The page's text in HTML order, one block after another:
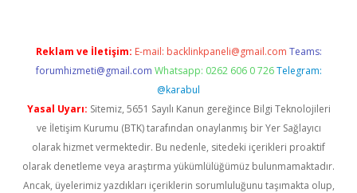
Reklam ve İletişim: E-mail: backlinkpaneli@gmail.com Teams:
forumhizmeti@gmail.com Whatsapp: 0262 606 0 726 Telegram:
@karabul
Yasal Uyarı: Sitemiz, 5651 Sayılı Kanun gereğince Bilgi Teknolojileri
ve İletişim Kurumu (BTK) tarafından onaylanmış bir Yer Sağlayıcı
olarak hizmet vermektedir. Bu nedenle, sitedeki içerikleri proaktif
olarak denetleme veya araştırma yükümlülüğümüz bulunmamaktadır.
Ancak, üyelerimiz yazdıkları içeriklerin sorumluluğunu taşımakta olup,